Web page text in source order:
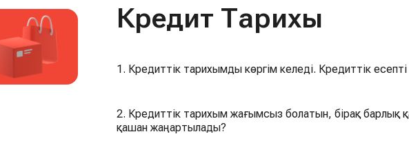
Кредит Тарихы
1. Кредиттік тарихымды көргім келеді. Кредиттік
2. Кредиттік тарихым жағымсыз болатын, бірақ
қашан жаңартылады?